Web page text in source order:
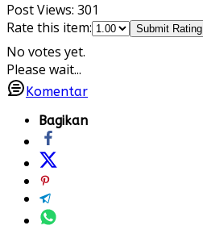
Post Views: 301
Rate this item:
Submit Rating
No votes yet.
Please wait...
Komentar
Bagikan